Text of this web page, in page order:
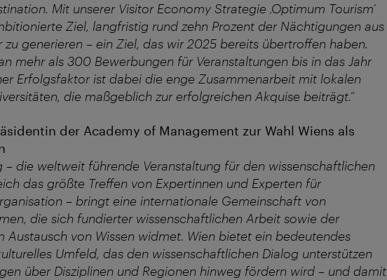
Mit unserer Visitor Economy Strategie ‚Optimum Tourism‘
Ziel, langfristig rund zehn Prozent der Nächtigungen aus
generieren – ein Ziel, das wir 2025 bereits übertroffen haben.
mehr als 300 Bewerbungen für Veranstaltungen bis in das Jahr
Erfolgsfaktor ist dabei die enge Zusammenarbeit mit lokalen
die maßgeblich zur erfolgreichen Akquise beiträgt.“
der Academy of Management zur Wahl Wiens als
– die weltweit führende Veranstaltung für den wissenschaftlichen
das größte Treffen von Expertinnen und Experten für
– bringt eine internationale Gemeinschaft von
die sich fundierter wissenschaftlichen Arbeit sowie der
Austausch von Wissen widmet. Wien bietet ein bedeutendes
Umfeld, das den wissenschaftlichen Dialog unterstützen
über Disziplinen und Regionen hinweg fördern wird – und damit